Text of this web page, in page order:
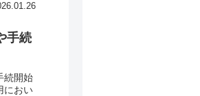
手続
続開始
におい